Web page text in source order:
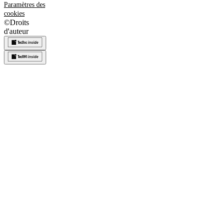
Paramètres des
cookies
©Droits
d'auteur